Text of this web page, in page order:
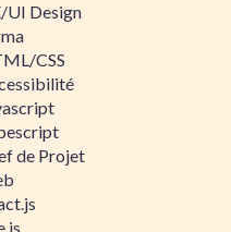
UI Design
CSS
de Projet